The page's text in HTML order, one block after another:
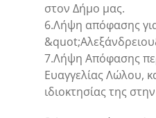
στον Δήμο μας.
6.Λήψη απόφασης
7.Λήψη Απόφασης
Ευαγγελίας Λώλου,
ιδιοκτησίας της